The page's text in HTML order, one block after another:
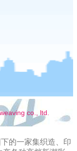
co., ltd.
的一家集织造、印